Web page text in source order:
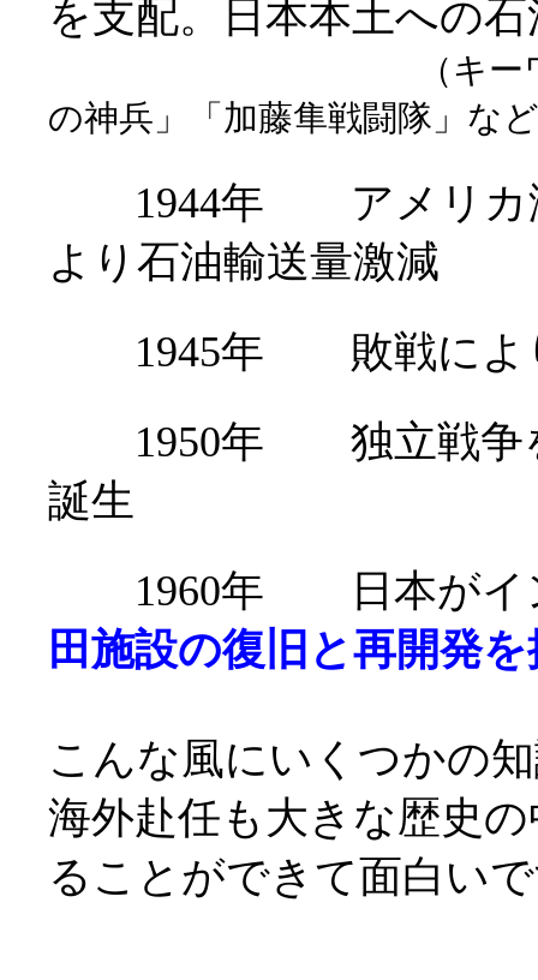
を支配。日本本土への
（キ
の神兵」「加藤隼戦闘隊」な
1944年 アメリカ潜
より石油輸送量激減
1945年 敗戦により
1950年 独立戦争を
誕生
1960年 日本がイン
田施設の復旧と再開発
こんな風にいくつかの
海外赴任も大きな歴史
ることができて面白い